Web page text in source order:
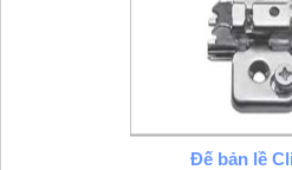
Đế bản lề